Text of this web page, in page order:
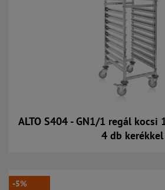
ALTO S404 - GN1/1 regál
4 db kerékkel
Kosárba
-5%